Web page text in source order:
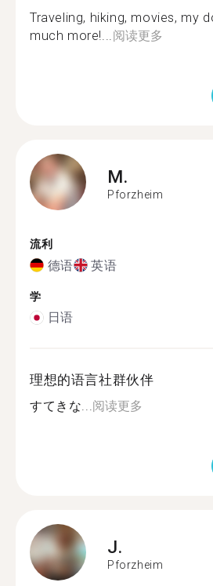
Traveling, hiking, movies, my
much more!...阅读更多
M.
Pforzheim
流利
德语 英语
学
日语
理想的语言社群伙伴
すてきな...阅读更多
J.
Pforzheim